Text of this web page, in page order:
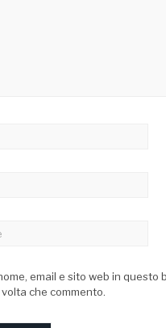
email e sito web in questo
che commento.